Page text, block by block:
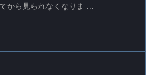
から見られなくなりま ...